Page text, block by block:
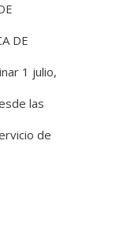
DE
1 julio,
las
de